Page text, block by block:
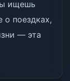
ищешь
о поездках,
— эта